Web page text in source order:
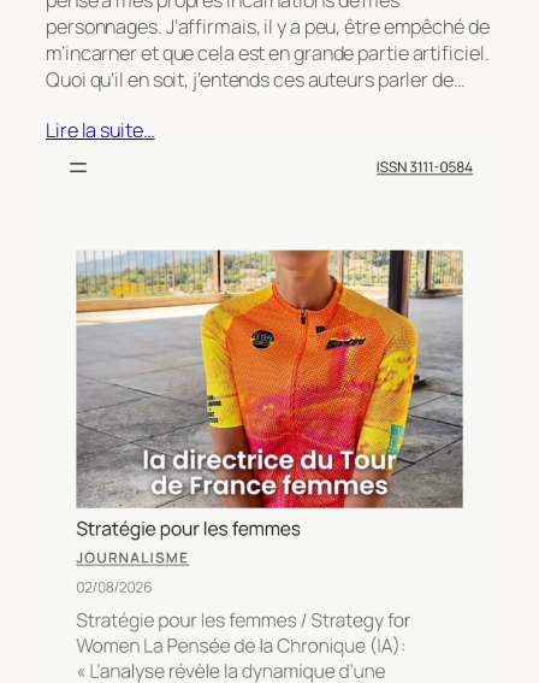
personnages. J’affirmais, il y a peu, être empêché de
m’incarner et que cela est en grande partie artificiel.
Quoi qu’il en soit, j’entends ces auteurs parler de…
Lire la suite…